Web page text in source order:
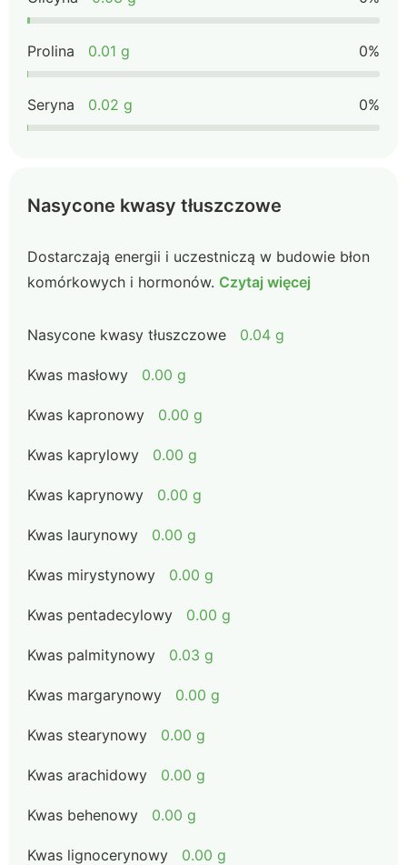
Prolina 0.01 g 0%
Seryna 0.02 g 0%
Nasycone kwasy tłuszczowe
Dostarczają energii i uczestniczą w budowie błon
komórkowych i hormonów. Czytaj więcej
Nasycone kwasy tłuszczowe 0.04 g
Kwas masłowy 0.00 g
Kwas kapronowy 0.00 g
Kwas kaprylowy 0.00 g
Kwas kaprynowy 0.00 g
Kwas laurynowy 0.00 g
Kwas mirystynowy 0.00 g
Kwas pentadecylowy 0.00 g
Kwas palmitynowy 0.03 g
Kwas margarynowy 0.00 g
Kwas stearynowy 0.00 g
Kwas arachidowy 0.00 g
Kwas behenowy 0.00 g
Kwas lignocerynowy 0.00 g